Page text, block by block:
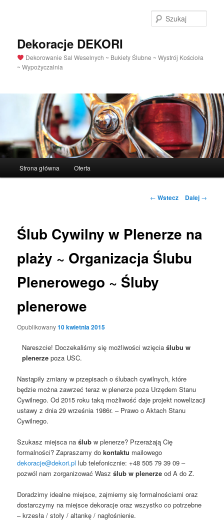
Dekoracje DEKORI
Dekorowanie Sal Weselnych ~ Bukiety Ślubne ~ Wystrój Kościoła
~ Wypożyczalnia
główne
Przeskocz
Strona główna Oferta
Nawigacja
← Wstecz Dalej →
Ślub Cywilny w Plenerze na
plaży ~ Organizacja Ślubu
Plenerowego ~ Śluby
plenerowe
Opublikowany10 kwietnia 2015
Nareszcie! Doczekaliśmy się możliwości wzięciaślubu w
plenerze poza USC.
Nastąpiły zmiany w przepisach o ślubach cywilnych, które
będzie można zawrzeć teraz w plenerze poza Urzędem Stanu
Cywilnego. Od 2015 roku taką możliwość daje projekt nowelizacji
ustawy z dnia 29 września 1986r. – Prawo o Aktach Stanu
Cywilnego.
Szukasz miejsca naślub w plenerze? Przerażają Cię
formalności? Zapraszamy dokontaktu mailowego
dekoracje@dekori.pl lub telefonicznie: +48 505 79 39 09 –
pozwól nam zorganizować Waszślub w plenerze od A do Z.
Doradzimy idealne miejsce, zajmiemy się formalnościami oraz
dostarczymy na miejsce dekoracje oraz wszystko co potrzebne
– krzesła / stoły / altankę / nagłośnienie.